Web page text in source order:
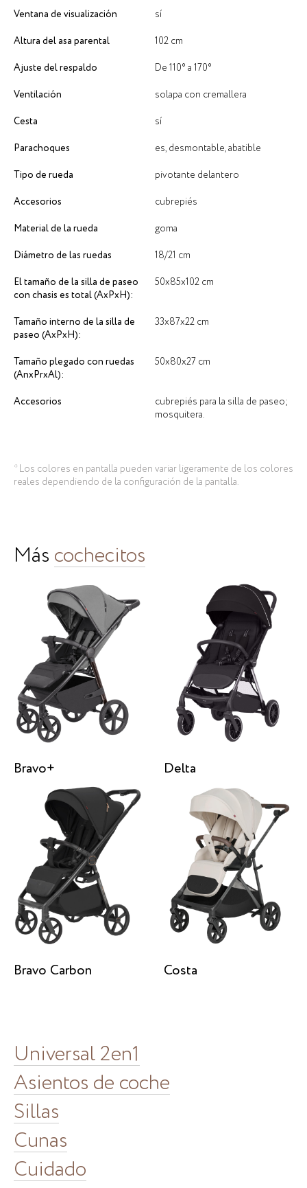
Ventana de visualización sí
Altura del asa parental 102 cm
Ajuste del respaldo De 110° a 170°
Ventilación solapa con cremallera
Cesta sí
Parachoques es, desmontable, abatible
Tipo de rueda pivotante delantero
Accesorios cubrepiés
Material de la rueda goma
Diámetro de las ruedas 18/21 cm
El tamaño de la silla de paseo
con chasis es total (AxPxH):
50х85х102 cm
Tamaño interno de la silla de
paseo (AxPxH):
33х87х22 cm
Tamaño plegado con ruedas
(AnxPrxAl):
50х80х27 cm
Accesorios
cubrepiés para la silla de paseo;
mosquitera.
* Los colores en pantalla pueden variar ligeramente de los colores
reales dependiendo de la configuración de la pantalla.
Más cochecitos
Bravo+ Delta
Bravo Carbon Costa
Universal 2en1
Asientos de coche
Sillas
Cunas
Cuidado